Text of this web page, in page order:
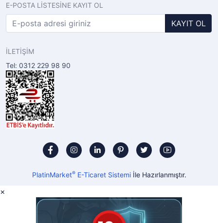
E-POSTA LİSTESİNE KAYIT OL
KAYIT OL
İLETİŞİM
Tel: 0312 229 98 90
PlatinMarket®E-Ticaret Sistemiİle Hazırlanmıştır.
×